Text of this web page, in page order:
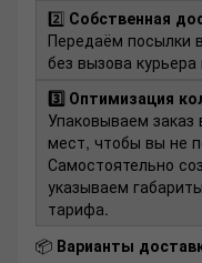
2️⃣ Собственная
Передаём посылки
без вызова курьера
3️⃣ Оптимизация
Упаковываем
мест, чтобы вы не
Самостоятельно
указываем
тарифа.
📦 Варианты